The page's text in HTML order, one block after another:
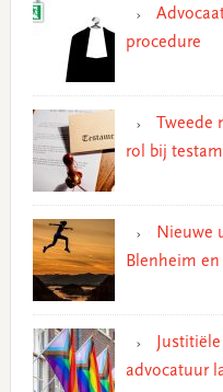
procedure
Tweede
rol bij
Nieuwe
Blenheim
advocatuur